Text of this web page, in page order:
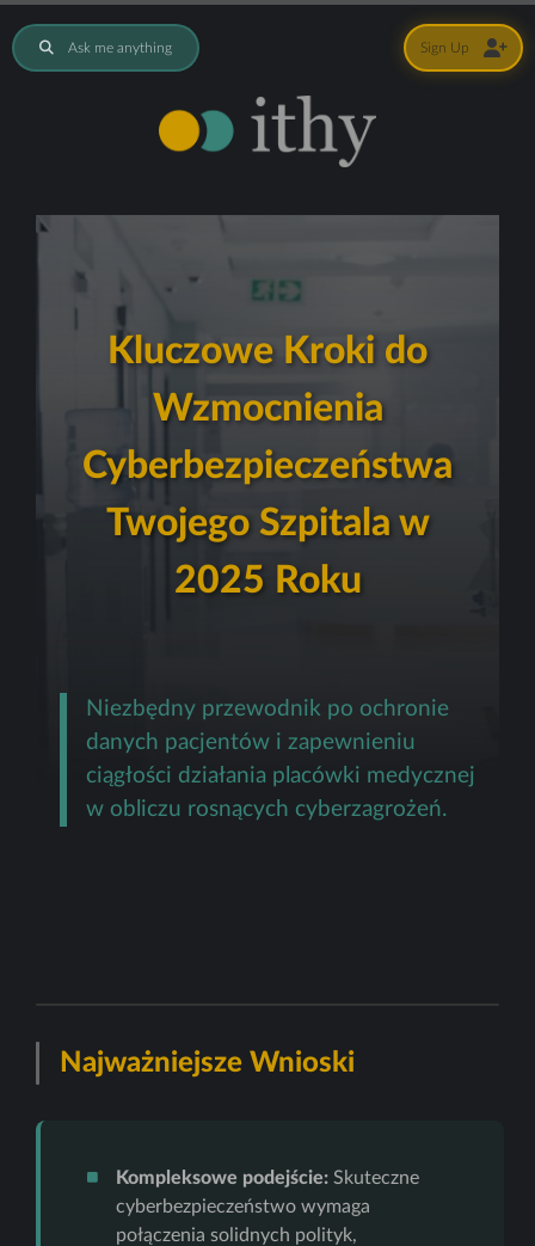
Ask me anything
Kluczowe Kroki do
Wzmocnienia
Cyberbezpieczeństwa
Twojego Szpitala w
2025 Roku
Niezbędny przewodnik po ochronie
danych pacjentów i zapewnieniu
ciągłości działania placówki medycznej
w obliczu rosnących cyberzagrożeń.
Najważniejsze Wnioski
Kompleksowe podejście:Skuteczne
cyberbezpieczeństwo wymaga
połączenia solidnych polityk,
Sign Up